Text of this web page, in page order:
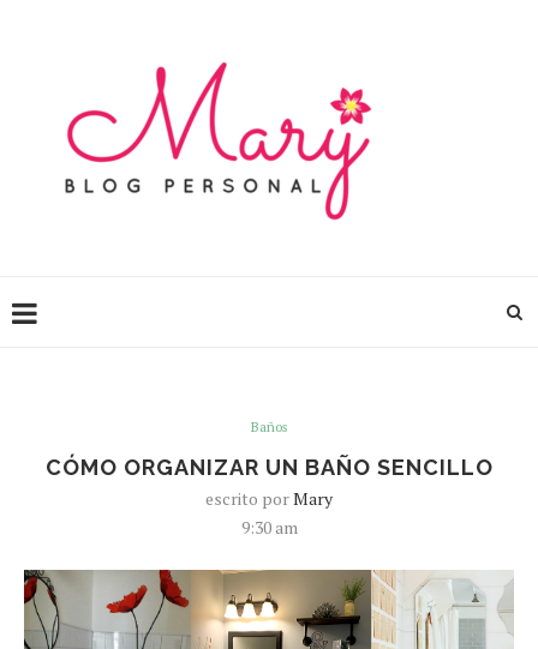
Baños
CÓMO ORGANIZAR UN BAÑO SENCILLO
escrito porMary
9:30 am